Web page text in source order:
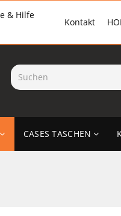
EMAIL-
Kontakt
& Hilfe
CASES TASCHEN